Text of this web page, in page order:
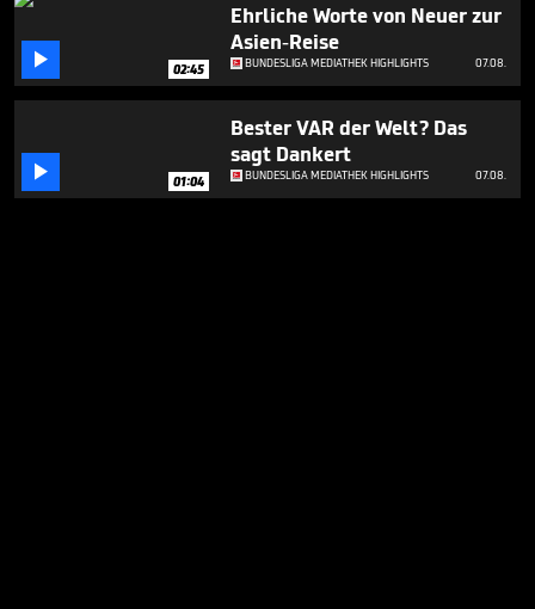
 02:45
Ehrliche Worte von Neuer zur
Asien-Reise
BUNDESLIGA MEDIATHEK HIGHLIGHTS 07.08.
 01:04
Bester VAR der Welt? Das
sagt Dankert
BUNDESLIGA MEDIATHEK HIGHLIGHTS 07.08.